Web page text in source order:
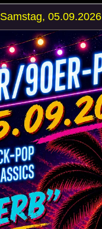
Samstag, 05.09.2026